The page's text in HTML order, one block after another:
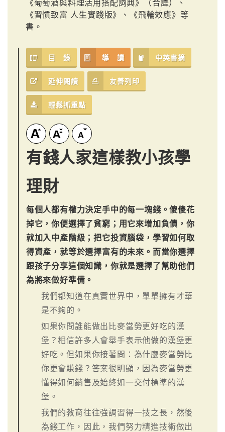
《葡萄酒與料理活用搭配詞典》（合譯）、
《習慣致富 人生實踐版》、《飛輪效應》等
書。
目 錄 導 讀 中英書摘
延伸閱讀 友善列印
輕鬆抓重點
有錢人家這樣教小孩學
理財
每個人都有權力決定手中的每一塊錢。傻傻花
掉它，你便選擇了貧窮；用它來增加負債，你
就加入中產階級；把它投資腦袋，學習如何取
得資產，就等於選擇富有的未來。而當你選擇
跟孩子分享這個知識，你就是選擇了幫助他們
為將來做好準備。
我們都知道在真實世界中，單單擁有才華
是不夠的。
如果你問誰能做出比麥當勞更好吃的漢
堡？相信許多人會舉手表示他做的漢堡更
好吃。但如果你接著問：為什麼麥當勞比
你更會賺錢？答案很明顯，因為麥當勞更
懂得如何銷售及始終如一交付標準的漢
堡。
我們的教育往往強調習得一技之長，然後
為錢工作，因此，我們努力精進技術做出